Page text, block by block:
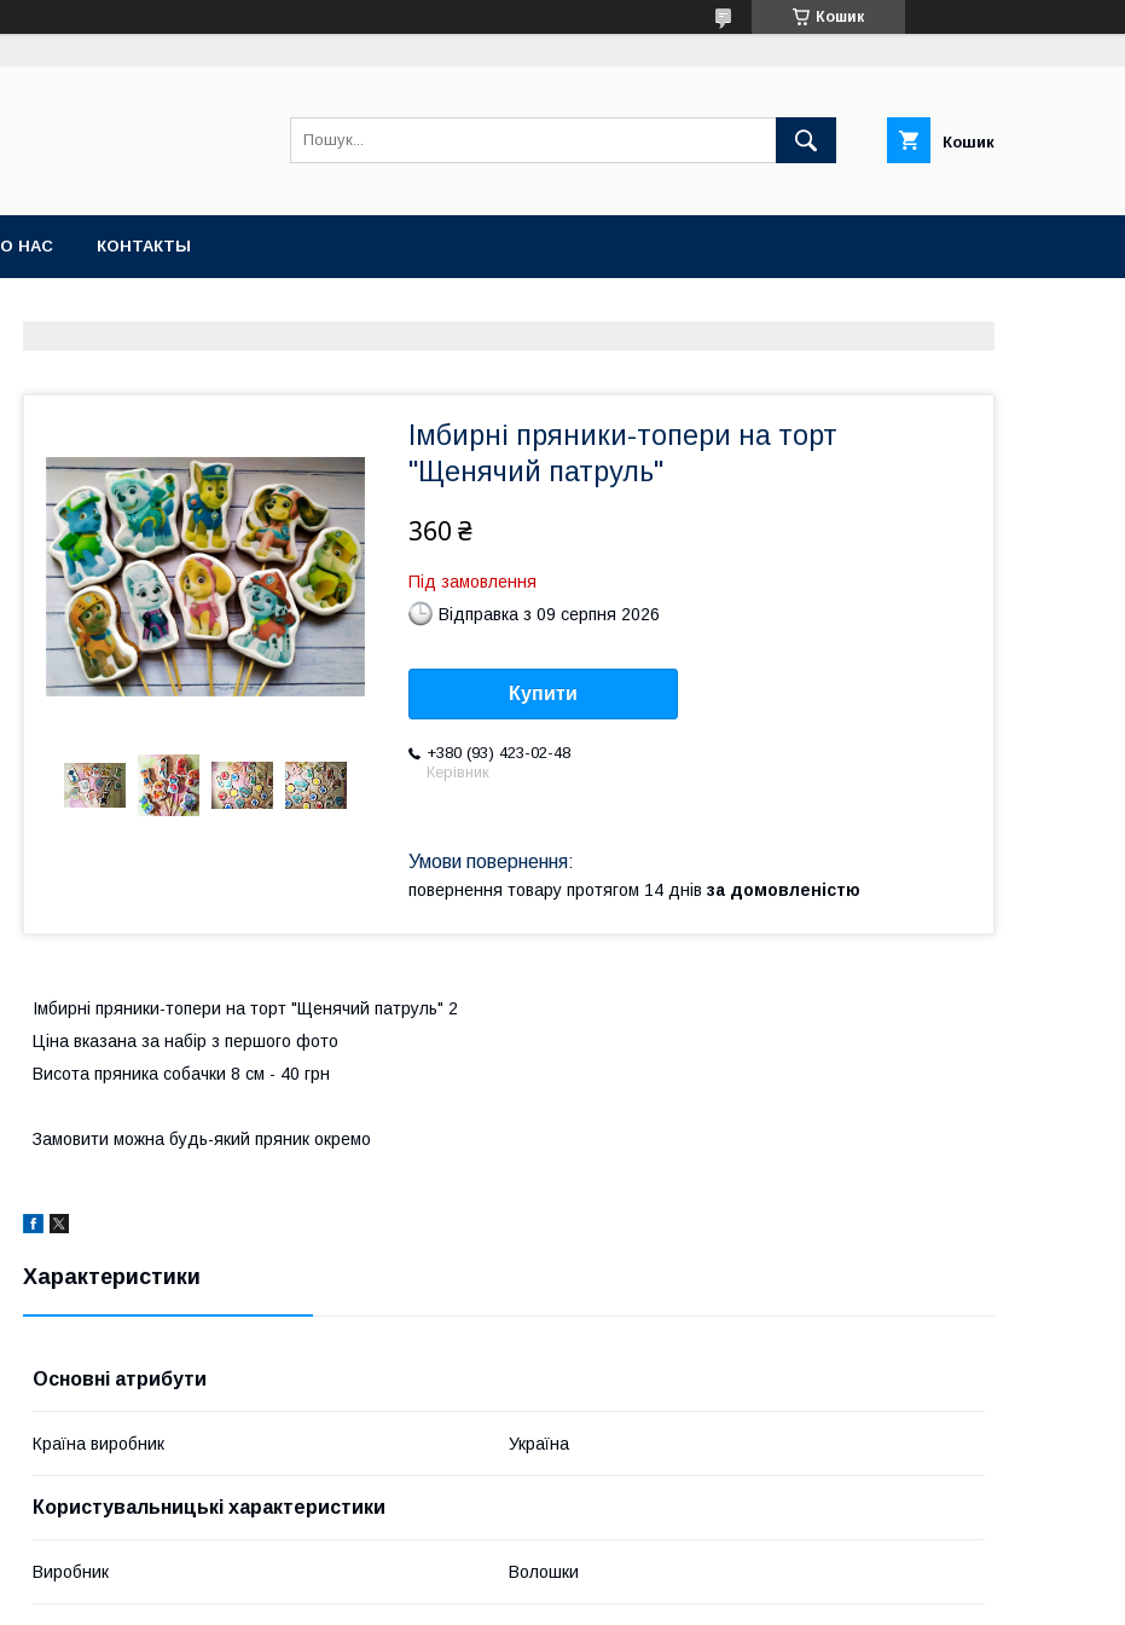
Кошик
Кошик
О НАС КОНТАКТЫ
Імбирні пряники-топери на торт
"Щенячий патруль"
360 ₴
Під замовлення
Відправка з 09 серпня 2026
Купити
+380 (93) 423-02-48
Керівник
повернення товару протягом 14 днів за домовленістю
Імбирні пряники-топери на торт "Щенячий патруль" 2
Ціна вказана за набір з першого фото
Висота пряника собачки 8 см - 40 грн
Замовити можна будь-який пряник окремо
Характеристики
Основні атрибути
Країна виробник Україна
Користувальницькі характеристики
Виробник Волошки